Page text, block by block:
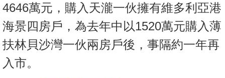
4646萬元，購入天瀧一伙擁有維多利亞港
海景四房戶，為去年中以1520萬元購入薄
扶林貝沙灣一伙兩房戶後，事隔約一年再
入市。